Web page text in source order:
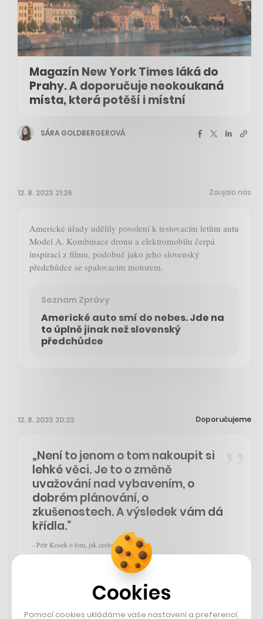
Magazín New York Times láká do
Prahy. A doporučuje neokoukaná
místa, která potěší i místní
SÁRA GOLDBERGEROVÁ
12. 8. 2023 21:26 Zaujalo nás
Americké úřady udělily povolení k testovacím letům autu
Model A. Kombinace dronu a elektromobilu čerpá
inspiraci z filmu, podobně jako jeho slovenský
předchůdce se spalovacím motorem.
Seznam Zprávy
Americké auto smí do nebes. Jde na
to úplně jinak než slovenský
předchůdce
12. 8. 2023 20:23 Doporučujeme
„Není to jenom o tom nakoupit si
lehké věci. Je to o změně
uvažování nad vybavením, o
dobrém plánování, o
zkušenostech. A výsledek vám dá
křídla.“
- Petr Kosek o tom, jak cestovat nalehko
Cookies
Pomocí cookies ukládáme vaše nastavení a preferencí,